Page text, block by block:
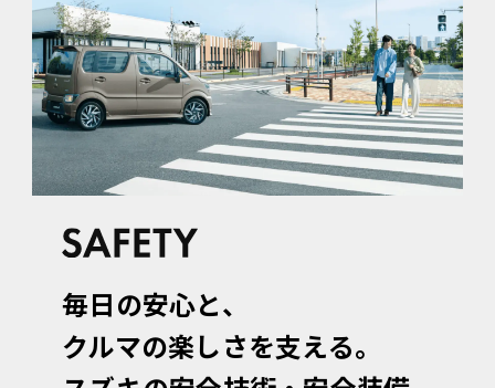
毎日の安心と、
クルマの楽しさを支える。